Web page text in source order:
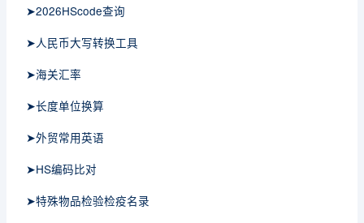
➤2026HScode查询
➤人民币大写转换工具
➤海关汇率
➤长度单位换算
➤外贸常用英语
➤HS编码比对
➤特殊物品检验检疫名录